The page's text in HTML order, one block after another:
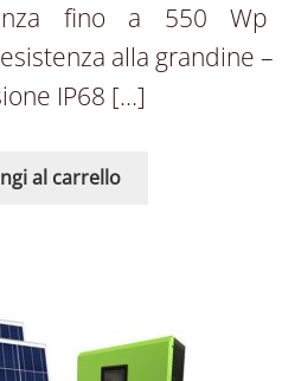
fino a 550 Wp
alla grandine –
IP68 […]
al carrello